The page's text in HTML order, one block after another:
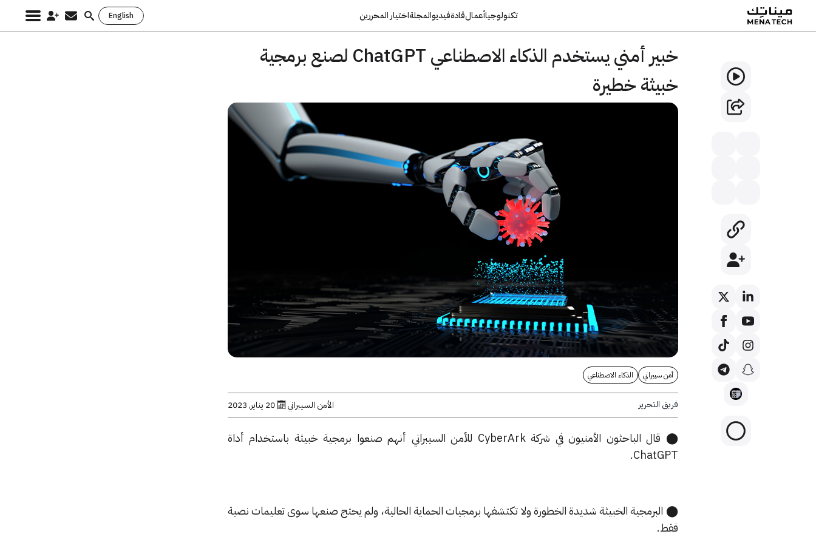
تكنولوجياأعمالقادةفيديوالمجلةاختيار المحررين English
Search
خبير أمني يستخدم الذكاء الاصطناعي ChatGPT لصنع برمجية
خبيثة خطيرة
أمن سيبراني الذكاء الاصطناعي
فريق التحرير الأمن السيبراني 20 يناير, 2023
⬤ قال الباحثون الأمنيون في شركة CyberArk للأمن السيبراني أنهم صنعوا برمجية خبيثة باستخدام أداة
ChatGPT.
⬤ البرمجية الخبيثة شديدة الخطورة ولا تكتشفها برمجيات الحماية الحالية، ولم يحتج صنعها سوى تعليمات نصية
فقط.